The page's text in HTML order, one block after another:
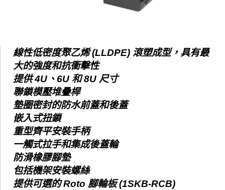
線性低密度聚乙烯 (LLDPE) 滾塑成型，具有最
大的強度和抗衝擊性
提供 4U、6U 和 8U 尺寸
聯鎖模壓堆疊桿
墊圈密封的防水前蓋和後蓋
嵌入式扭鎖
重型齊平安裝手柄
一觸式拉手和集成後蓋輪
防滑橡膠腳墊
包括機架安裝螺絲
提供可選的 Roto 腳輪板 (1SKB-RCB)